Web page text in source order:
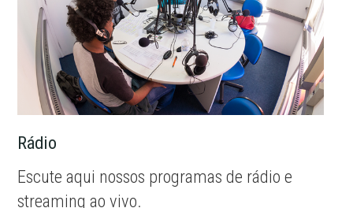
Rádio
Escute aqui nossos programas de rádio e
streaming ao vivo.